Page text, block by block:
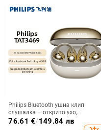
Philips Bluetooth ушна клип
слушалка – открито ухо,
безжично, Bluetooth 5.0, повече от
8 часа живот на батерията,
76.61 €/149.84 лв